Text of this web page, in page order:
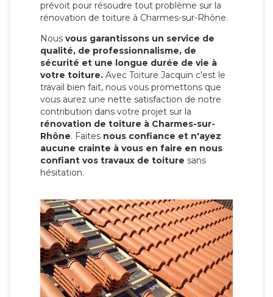
prévoit pour résoudre tout problème sur la
rénovation de toiture à Charmes-sur-Rhône.
Nous vous garantissons un service de
qualité, de professionnalisme, de
sécurité et une longue durée de vie à
votre toiture. Avec Toiture Jacquin c'est le
travail bien fait, nous vous promettons que
vous aurez une nette satisfaction de notre
contribution dans votre projet sur la
rénovation de toiture à Charmes-sur-
Rhône. Faites nous confiance et n'ayez
aucune crainte à vous en faire en nous
confiant vos travaux de toiture sans
hésitation.